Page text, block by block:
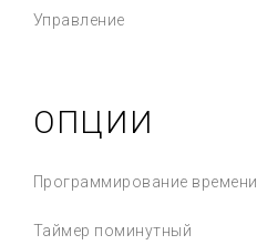
Управление
ОПЦИИ
Программирование времени
Таймер поминутный